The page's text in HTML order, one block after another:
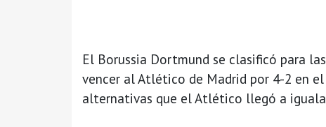
El Borussia Dortmund se clasificó para
vencer al Atlético de Madrid por 4-2 en
alternativas que el Atlético llegó a